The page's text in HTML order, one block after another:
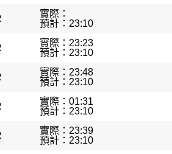
實際：
預計：23:10
實際：23:23
預計：23:10
實際：23:48
預計：23:10
實際：01:31
預計：23:10
實際：23:39
預計：23:10